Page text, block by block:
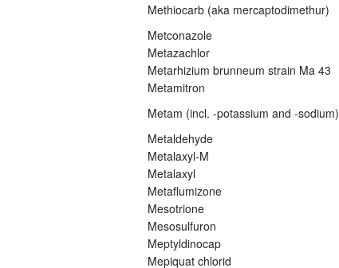
Methiocarb (aka mercaptodimethur)
Metconazole
Metazachlor
Metarhizium brunneum strain Ma 43
Metamitron
Metam (incl. -potassium and -sodium)
Metaldehyde
Metalaxyl-M
Metalaxyl
Metaflumizone
Mesotrione
Mesosulfuron
Meptyldinocap
Mepiquat chlorid